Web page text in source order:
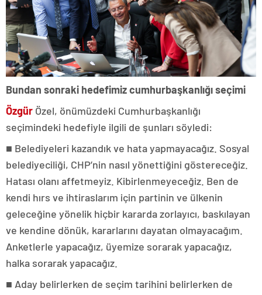
Bundan sonraki hedefimiz cumhurbaşkanlığı seçimi
Özgür Özel, önümüzdeki Cumhurbaşkanlığı
seçimindeki hedefiyle ilgili de şunları söyledi:
■ Belediyeleri kazandık ve hata yapmayacağız. Sosyal
belediyeciliği, CHP’nin nasıl yönettiğini göstereceğiz.
Hatası olanı affetmeyiz. Kibirlenmeyeceğiz. Ben de
kendi hırs ve ihtiraslarım için partinin ve ülkenin
geleceğine yönelik hiçbir kararda zorlayıcı, baskılayan
ve kendine dönük, kararlarını dayatan olmayacağım.
Anketlerle yapacağız, üyemize sorarak yapacağız,
halka sorarak yapacağız.
■ Aday belirlerken de seçim tarihini belirlerken de